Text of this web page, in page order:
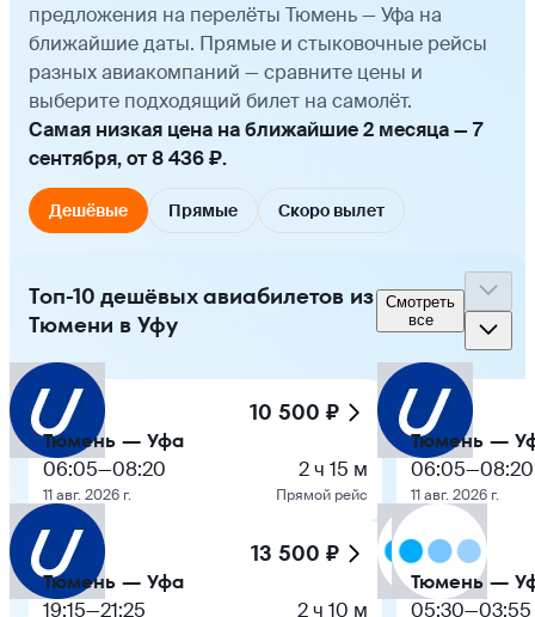
предложения на перелёты Тюмень — Уфа на
ближайшие даты. Прямые и стыковочные рейсы
разных авиакомпаний — сравните цены и
выберите подходящий билет на самолёт.
Самая низкая цена на ближайшие 2 месяца — 7
сентября, от 8 436 ₽.
Дешёвые Прямые Скоро вылет
Топ-10 дешёвых авиабилетов из
Тюмени в Уфу
Смотреть
все
10 500 ₽
Тюмень — Уфа
06:05—08:20
11 авг. 2026 г.
2 ч 15 м
Прямой рейс
13 500 ₽
Тюмень — Уфа
19:15—21:25 2 ч 10 м
Тюмень —
06:05—08:20
11 авг. 2026 г.
Тюмень —
05:30—03:55